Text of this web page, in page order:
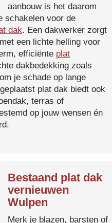
aanbouw is het daarom
schakelen voor de
dak. Een dakwerker zorgt
een lichte helling voor
efficiënte plat
dakbedekking zoals
je schade op lange
plat dak biedt ook
terras of
op jouw wensen én
Bestaand plat dak
vernieuwen
Wulpen
Merk je blazen, barsten of